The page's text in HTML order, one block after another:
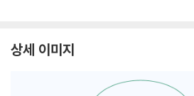
상세 이미지